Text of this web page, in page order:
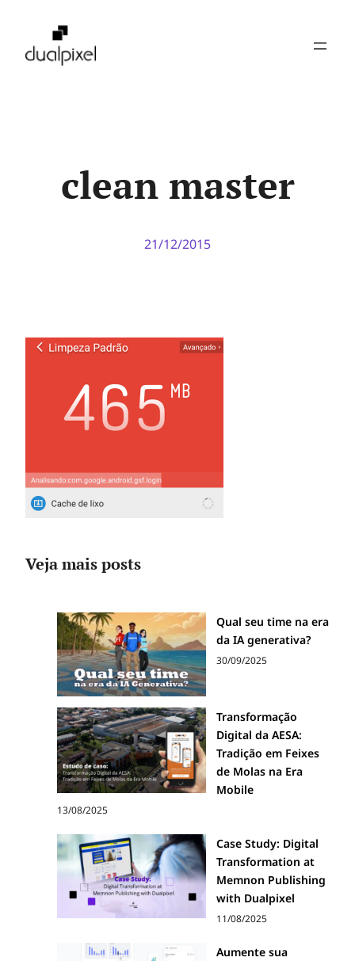
clean master
21/12/2015
Veja mais posts
Qual seu time na era
da IA generativa?
30/09/2025
Transformação
Digital da AESA:
Tradição em Feixes
de Molas na Era
Mobile
13/08/2025
Case Study: Digital
Transformation at
Memnon Publishing
with Dualpixel
11/08/2025
Aumente sua